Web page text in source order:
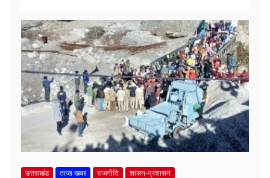
उत्तराखंड ताजा खबर राजनीति शासन-प्रशासन